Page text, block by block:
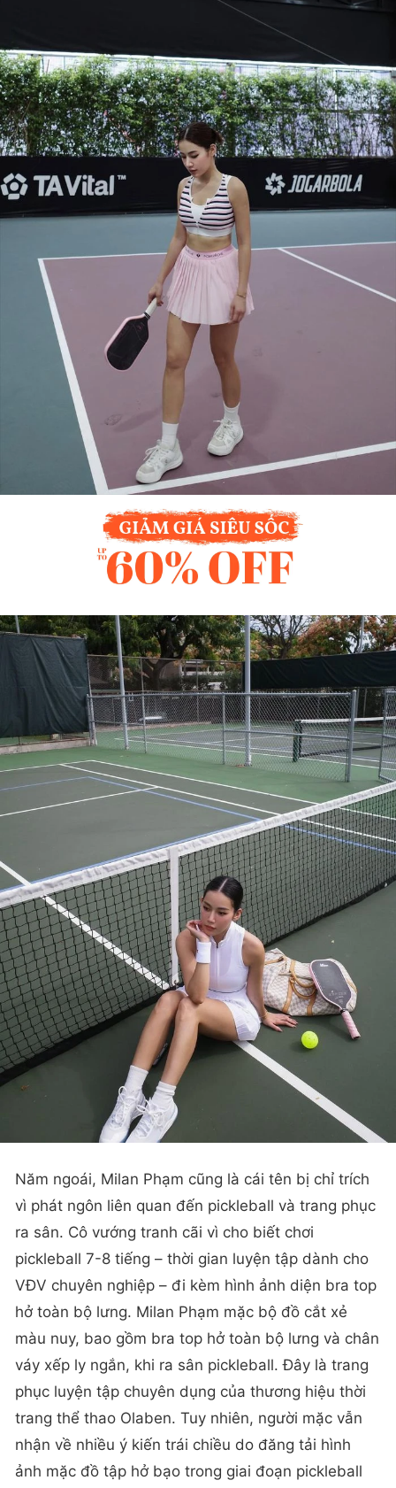
Năm ngoái, Milan Phạm cũng là cái tên bị chỉ trích
vì phát ngôn liên quan đến pickleball và trang phục
ra sân. Cô vướng tranh cãi vì cho biết chơi
pickleball 7-8 tiếng – thời gian luyện tập dành cho
VĐV chuyên nghiệp – đi kèm hình ảnh diện bra top
hở toàn bộ lưng. Milan Phạm mặc bộ đồ cắt xẻ
màu nuy, bao gồm bra top hở toàn bộ lưng và chân
váy xếp ly ngắn, khi ra sân pickleball. Đây là trang
phục luyện tập chuyên dụng của thương hiệu thời
trang thể thao Olaben. Tuy nhiên, người mặc vẫn
nhận về nhiều ý kiến trái chiều do đăng tải hình
ảnh mặc đồ tập hở bạo trong giai đoạn pickleball